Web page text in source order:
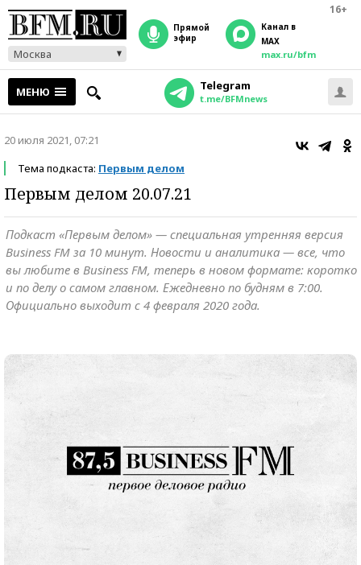
16+
Москва
прямой
эфир
Канал в
MAX
max.ru/bfm
МЕНЮ Telegram
t.me/BFMnews
20 июля 2021, 07:21
Тема подкаста: Первым делом
Первым делом 20.07.21
Подкаст «Первым делом» — специальная утренняя версия
Business FM за 10 минут. Новости и аналитика — все, что
вы любите в Business FM, теперь в новом формате: коротко
и по делу о самом главном. Ежедневно по будням в 7:00.
Официально выходит с 4 февраля 2020 года.